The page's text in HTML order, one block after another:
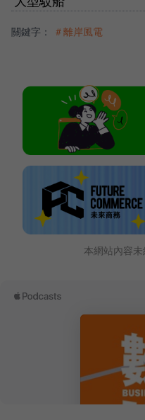
關鍵字： ＃離岸風電
本網站內容未